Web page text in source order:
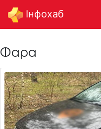
Інфохаб
Фара